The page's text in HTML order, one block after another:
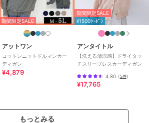
商品のお取り扱い方法
トップス
綿・コットン素材
綿100％/無
地 /長袖 / LL･13号以上あり/
大きいサイズあり
/ラ
イフスタイル
/ク
パーティー・結
期間限定SALE
アットワン
コットンニットドルマンカー
ディガン
¥4,879
期間限定SALE
¥1500ｸｰﾎﾟﾝ
アンタイトル
【洗える清涼感】ドライタッ
チスリーブレスカーディガン
4.80（5件）
¥17,765
もっとみる